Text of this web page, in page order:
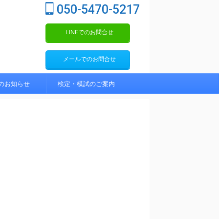
050-5470-5217
LINEでのお問合せ
メールでのお問合せ
お知らせ 検定・模試のご案内